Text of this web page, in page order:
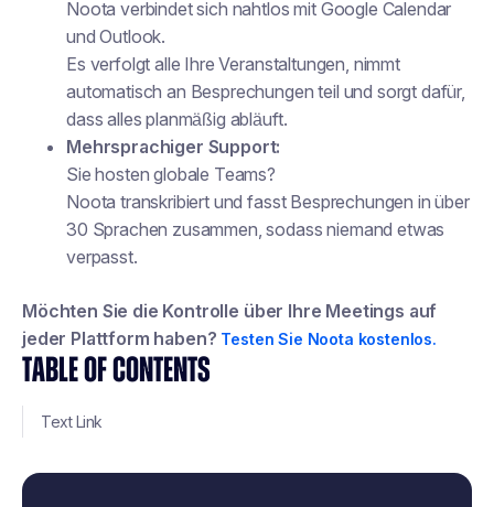
TABLE OF CONTENTS
Text Link
Noota verbindet sich nahtlos mit Google Calendar
und Outlook.
Es verfolgt alle Ihre Veranstaltungen, nimmt
automatisch an Besprechungen teil und sorgt dafür,
dass alles planmäßig abläuft.
Mehrsprachiger Support:
Sie hosten globale Teams?
Noota transkribiert und fasst Besprechungen in über
30 Sprachen zusammen, sodass niemand etwas
verpasst.
Möchten Sie die Kontrolle über Ihre Meetings auf
jeder Plattform haben? Testen Sie Noota kostenlos.